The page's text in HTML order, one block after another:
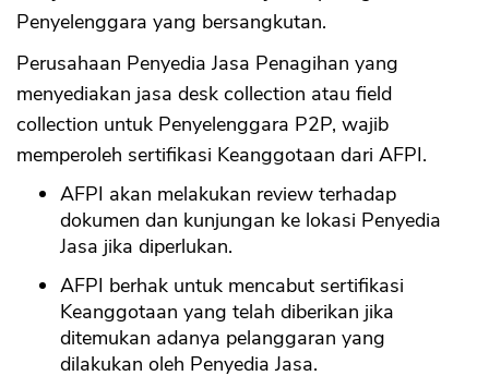
Penyelenggara yang bersangkutan.
Perusahaan Penyedia Jasa Penagihan yang
menyediakan jasa desk collection atau field
collection untuk Penyelenggara P2P, wajib
memperoleh sertifikasi Keanggotaan dari AFPI.
AFPI akan melakukan review terhadap
dokumen dan kunjungan ke lokasi Penyedia
Jasa jika diperlukan.
AFPI berhak untuk mencabut sertifikasi
Keanggotaan yang telah diberikan jika
ditemukan adanya pelanggaran yang
dilakukan oleh Penyedia Jasa.